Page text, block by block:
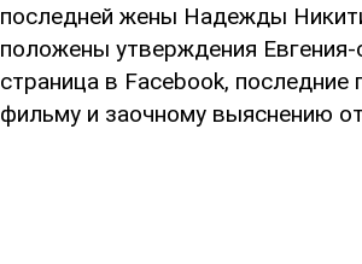
последней жены Надежды
положены утверждения
страница в Facebook,
фильму и заочному выяснению